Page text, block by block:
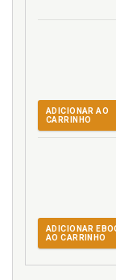
ADICIONAR AO
CARRINHO
ADICIONAR
AO CARRINHO